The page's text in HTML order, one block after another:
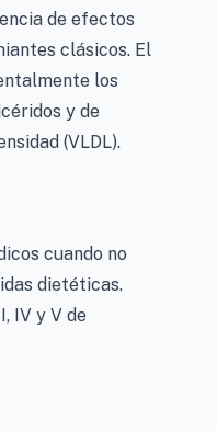
de efectos
clásicos. El
los
y de
(VLDL).
cuando no
dietéticas.
IV y V de